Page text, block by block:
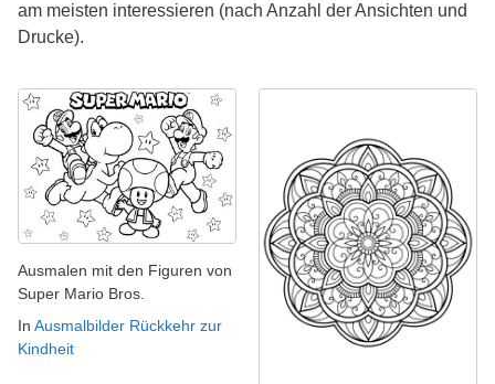
am meisten interessieren (nach Anzahl der Ansichten und
Drucke).
Ausmalen mit den Figuren von
Super Mario Bros.
In Ausmalbilder Rückkehr zur
Kindheit